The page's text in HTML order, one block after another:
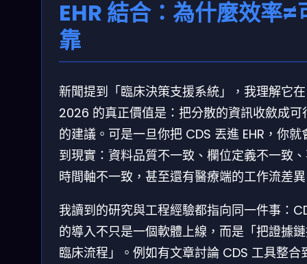
EHR 結合：為什麼效率≠
靠
新聞提到「臨床決策支援系統」，我理解它在
2026 的真正價值是：把分散的資訊收斂成可
的建議。可是一旦你把 CDS 丟進 EHR，你就
到現實：資料品質不一致、欄位定義不一致
時間軸不一致，甚至還有醫療端的工作流差
我讀到的研究與工程經驗都指向同一件事：
的導入不只是一個軟體上線，而是「把證據
臨床流程」。例如有文章討論 CDS 工具整合